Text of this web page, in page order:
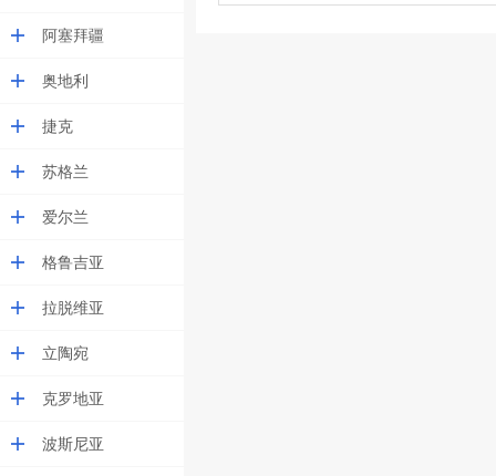
阿塞拜疆
奥地利
捷克
苏格兰
爱尔兰
格鲁吉亚
拉脱维亚
立陶宛
克罗地亚
波斯尼亚